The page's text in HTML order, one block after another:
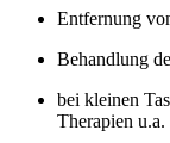
Entfernung
Behandlung
bei kleinen
Therapien